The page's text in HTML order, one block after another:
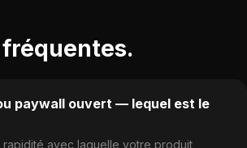
paywall ouvert — lequel est le
avec laquelle votre produit